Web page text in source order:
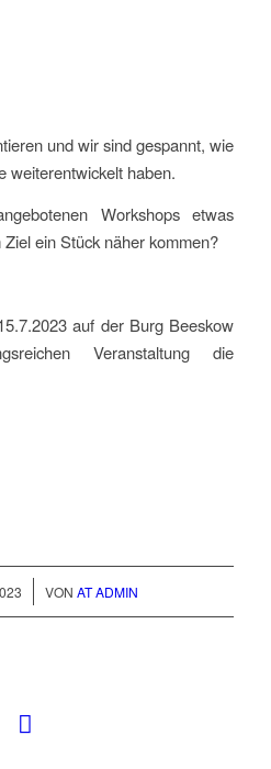
und wir sind gespannt, wie
weiterentwickelt haben.
Workshops etwas
ein Stück näher kommen?
auf der Burg Beeskow
Veranstaltung die
VON AT ADMIN